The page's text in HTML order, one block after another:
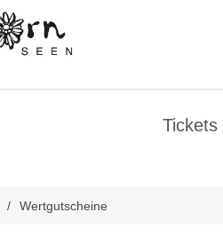
Tickets
/ Wertgutscheine